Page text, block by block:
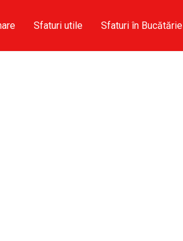
Sfaturi utile Sfaturi în Bucătărie